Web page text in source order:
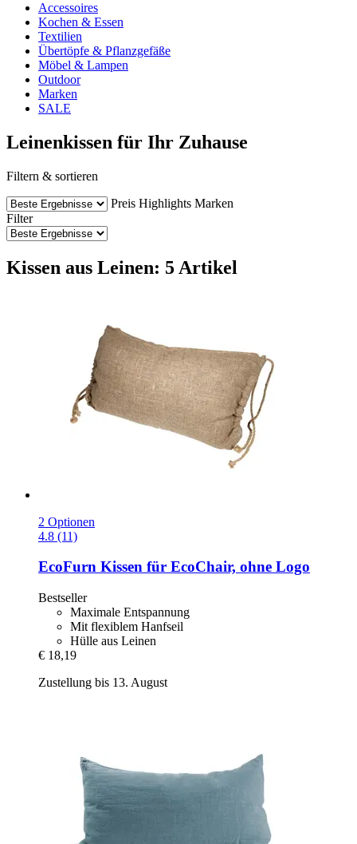
Accessoires
Kochen & Essen
Textilien
Übertöpfe & Pflanzgefäße
Möbel & Lampen
Outdoor
Marken
SALE
Leinenkissen für Ihr Zuhause
Filtern & sortieren
Preis Highlights Marken
Filter
Kissen aus Leinen: 5 Artikel
2 Optionen
4.8 (11)
EcoFurn Kissen für EcoChair, ohne Logo
Bestseller
Maximale Entspannung
Mit flexiblem Hanfseil
Hülle aus Leinen
€ 18,19
Zustellung bis 13. August